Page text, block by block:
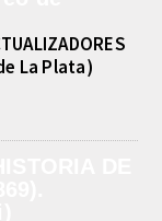
los mejores 4
el...
Y
LUIS
La Plata)